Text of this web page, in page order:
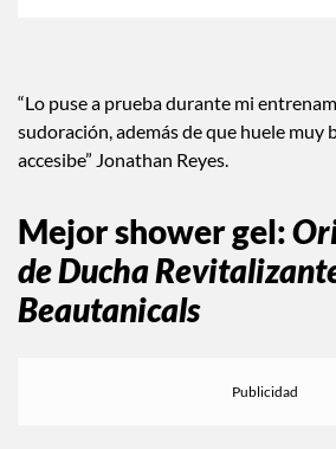
“Lo puse a prueba durante mi
sudoración, además de que huele muy
accesibe” Jonathan Reyes.
Mejor shower gel:
de Ducha
Beautanicals